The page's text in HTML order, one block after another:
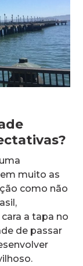
muito as
como não
a tapa no
de passar